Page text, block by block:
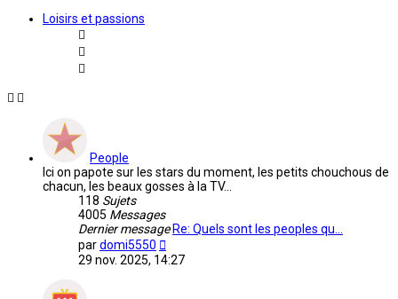
Loisirs et passions
People
Ici on papote sur les stars du moment, les petits chouchous de
chacun, les beaux gosses à la TV...
118 Sujets
4005 Messages
Dernier message Re: Quels sont les peoples qu…
pardomi5550
le
29 nov. 2025, 14:27